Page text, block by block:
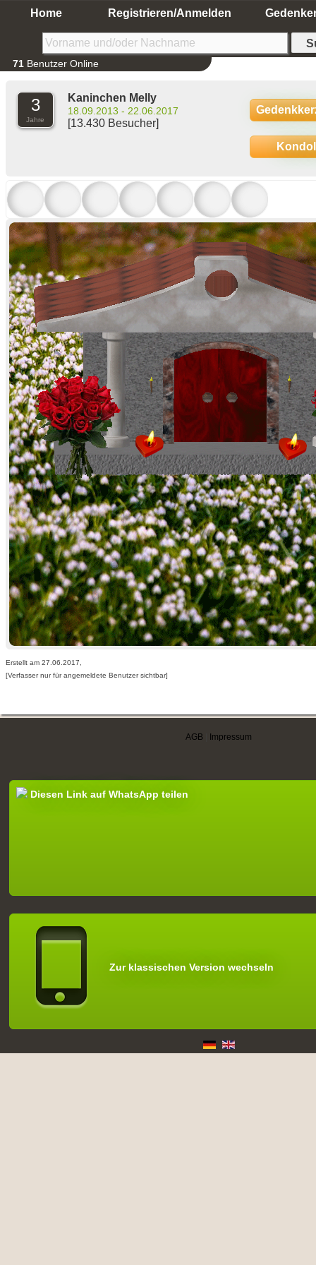
Home Registrieren/Anmelden
71 Benutzer Online
3
Jahre
Kaninchen Melly
18.09.2013 - 22.06.2017
[13.430 Besucher]
Erstellt am 27.06.2017,
[Verfasser nur für angemeldete Benutzer sichtbar]
AGB Impressum
Diesen Link auf WhatsApp teilen
Zur klassischen Version wechseln